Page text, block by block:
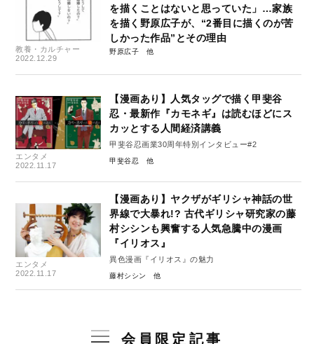
教養・カルチャー
2022.12.29
を描くことはないと思っていた」…家族
を描く野原広子が、“2番目に描くのが苦
しかった作品”とその理由
野原広子
エンタメ
2022.11.17
【漫画あり】人気タッグで描く甲斐谷
忍・最新作『カモネギ』は読むほどにス
カッとする人間経済講義
甲斐谷忍画業30周年特別インタビュー#2
甲斐谷忍
エンタメ
2022.11.17
【漫画あり】ヤクザがギリシャ神話の世
界線で大暴れ!? 古代ギリシャ研究家の藤
村シシンも興奮する人気急騰中の漫画
『イリオス』
異色漫画『イリオス』の魅力
藤村シシン
会員限定記事